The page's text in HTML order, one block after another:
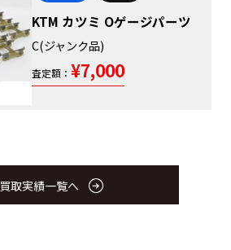
KTM カツミ Oゲージパーツ
C(ジャンク品)
査定額： ¥7,000
買取実績一覧へ